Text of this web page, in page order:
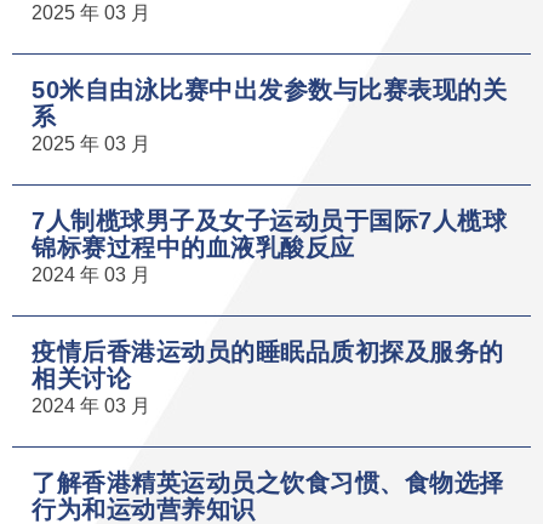
2025 年 03 月
50米自由泳比赛中出发参数与比赛表现的关
系
2025 年 03 月
7人制榄球男子及女子运动员于国际7人榄球
锦标赛过程中的血液乳酸反应
2024 年 03 月
疫情后香港运动员的睡眠品质初探及服务的
相关讨论
2024 年 03 月
了解香港精英运动员之饮食习惯、食物选择
行为和运动营养知识